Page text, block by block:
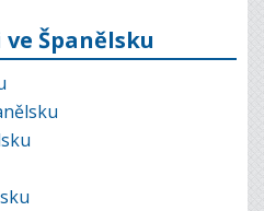
Španělsku